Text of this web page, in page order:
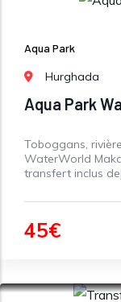
Aqua Park
Hurghada
Aqua Park
Toboggans,
WaterWorld
transfert inclus
45€